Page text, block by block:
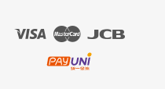
Visa Master